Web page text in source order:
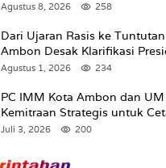
BPJS
Agustus 8, 2026 258
Dari Ujaran Rasis ke
Ambon Desak Klarifikasi
Tunda Pengibaran Bendera
Agustus 1, 2026 234
PC IMM Kota Ambon dan
Kemitraan Strategis untuk
Bangsa “Membangun
Juli 3, 2026 200